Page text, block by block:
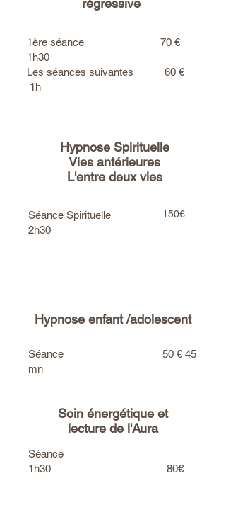
régressive
1ère séance 70 €
1h30
Les séances suivantes 60 €
1h ​​
Séance Spirituelle
2h30​​
150€
Hypnose Spirituelle
Vies antérieures
L'entre deux vies
Hypnose enfant /adolescent
Séance 50 € 45
mn
Soin énergétique et
lecture de l'Aura
Séance
1h30
80€